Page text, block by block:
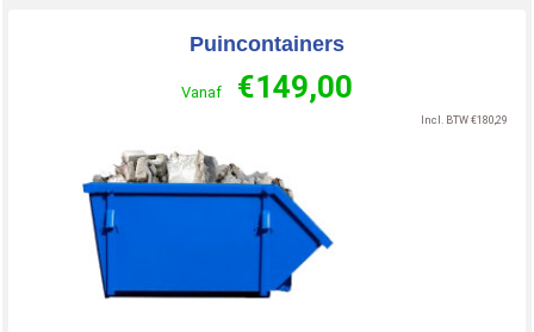
Puincontainers
Vanaf €149,00
Incl. BTW €180,29